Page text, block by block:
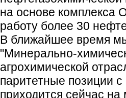
на основе комплекса
работу более 30
В ближайшее время
"Минерально-
агрохимической
паритетные позиции
приходится сейчас